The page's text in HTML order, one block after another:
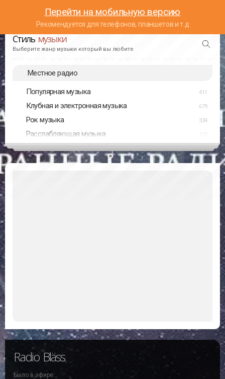
Перейти на мобильную версию
Рекомендуется для телефонов, планшетов и т.д
Стиль музыки
Выберите жанр музыки который вы любите
Местное радио
Популярная музыка 411
Клубная и электронная музыка 679
Рок музыка 334
Расслабляющая музыка
Radio Bläss
Было в эфире: